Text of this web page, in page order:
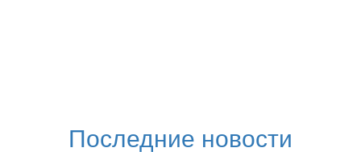
Последние новости